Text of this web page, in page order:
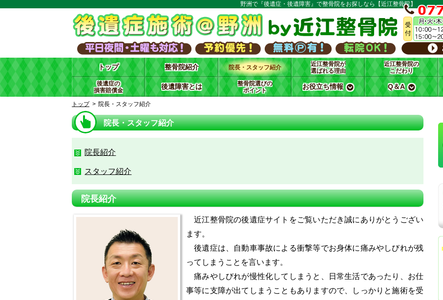
野洲で『後遺症・後遺障害』で整骨院をお探しなら【近江整骨院】
トップ 整骨院紹介 院長・スタッフ紹介
近江整骨院が
選ばれる理由
近江整骨院の
こだわり
後遺症の
損害賠償金
後遺障害とは
整骨院選びの
ポイント
お役立ち情報 Q＆A
トップ
院長・スタッフ紹介
院長・スタッフ紹介
院長紹介
スタッフ紹介
院長紹介
近江整骨院の後遺症サイトをご覧いただき誠にありがとうござい
ます。
後遺症は、自動車事故による衝撃等でお身体に痛みやしびれが残
ってしまうことを言います。
痛みやしびれが慢性化してしまうと、日常生活であったり、お仕
事等に支障が出てしまうこともありますので、しっかりと施術を受